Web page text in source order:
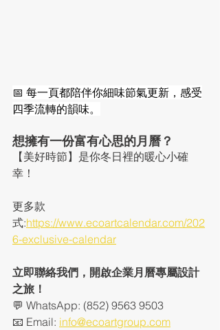
📅 每一頁都陪伴你細味節氣更新，感受
四季流轉的韻味。
想擁有一份富有心思的月曆？
【美好時節】是你冬日裡的暖心小確
幸！
更多款
式:https://www.ecoartcalendar.com/202
6-exclusive-calendar
立即聯絡我們，開啟企業月曆專屬設計
之旅！
💬 WhatsApp: (852) 9563 9503
📧 Email: info@ecoartgroup.com